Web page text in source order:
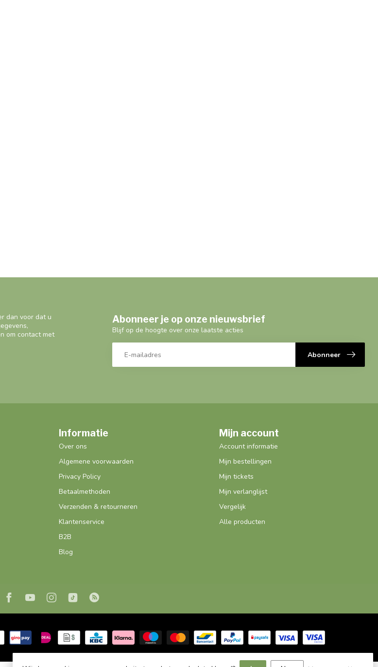
dan voor dat u
om contact met
Abonneer je op onze nieuwsbrief
Blijf op de hoogte over onze laatste acties
Abonneer
Informatie
Over ons
Algemene voorwaarden
Privacy Policy
Betaalmethoden
Verzenden & retourneren
Klantenservice
B2B
Blog
Mijn account
Account informatie
Mijn bestellingen
Mijn tickets
Mijn verlanglijst
Vergelijk
Alle producten